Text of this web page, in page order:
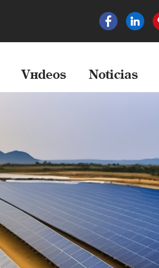
Vídeos Noticias